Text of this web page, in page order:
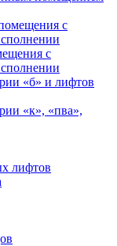
с
с
«б» и лифтов
«к», «пва»,
лифтов